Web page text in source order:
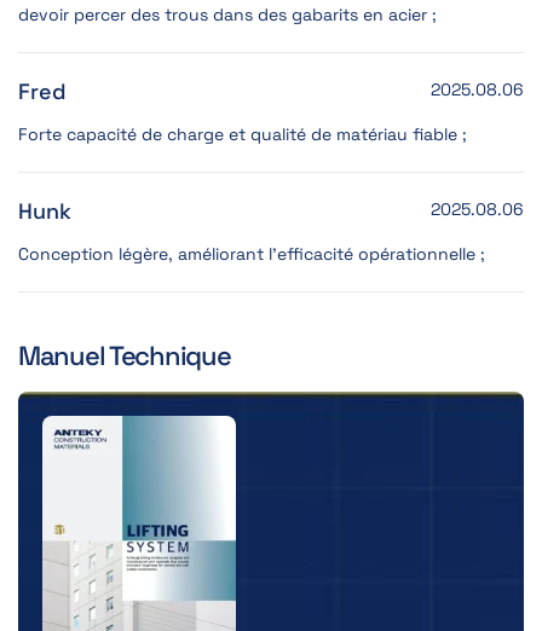
devoir percer des trous dans des gabarits en acier ;
Fred
2025.08.06
Forte capacité de charge et qualité de matériau fiable ;
Hunk
2025.08.06
Conception légère, améliorant l'efficacité opérationnelle ;
Manuel Technique